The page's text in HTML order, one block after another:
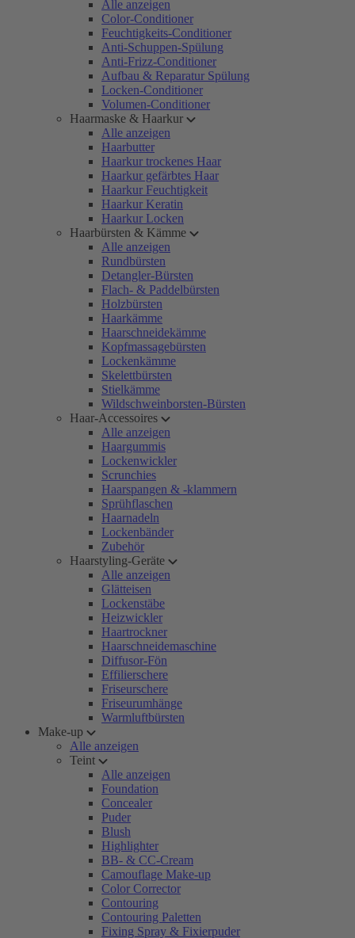
Alle anzeigen
Color-Conditioner
Feuchtigkeits-Conditioner
Anti-Schuppen-Spülung
Anti-Frizz-Conditioner
Aufbau & Reparatur Spülung
Locken-Conditioner
Volumen-Conditioner
Haarmaske & Haarkur
Alle anzeigen
Haarbutter
Haarkur trockenes Haar
Haarkur gefärbtes Haar
Haarkur Feuchtigkeit
Haarkur Keratin
Haarkur Locken
Haarbürsten & Kämme
Alle anzeigen
Rundbürsten
Detangler-Bürsten
Flach- & Paddelbürsten
Holzbürsten
Haarkämme
Haarschneidekämme
Kopfmassagebürsten
Lockenkämme
Skelettbürsten
Stielkämme
Wildschweinborsten-Bürsten
Haar-Accessoires
Alle anzeigen
Haargummis
Lockenwickler
Scrunchies
Haarspangen & -klammern
Sprühflaschen
Haarnadeln
Lockenbänder
Zubehör
Haarstyling-Geräte
Alle anzeigen
Glätteisen
Lockenstäbe
Heizwickler
Haartrockner
Haarschneidemaschine
Diffusor-Fön
Effilierschere
Friseurschere
Friseurumhänge
Warmluftbürsten
Make-up
Alle anzeigen
Teint
Alle anzeigen
Foundation
Concealer
Puder
Blush
Highlighter
BB- & CC-Cream
Camouflage Make-up
Color Corrector
Contouring
Contouring Paletten
Fixing Spray & Fixierpuder